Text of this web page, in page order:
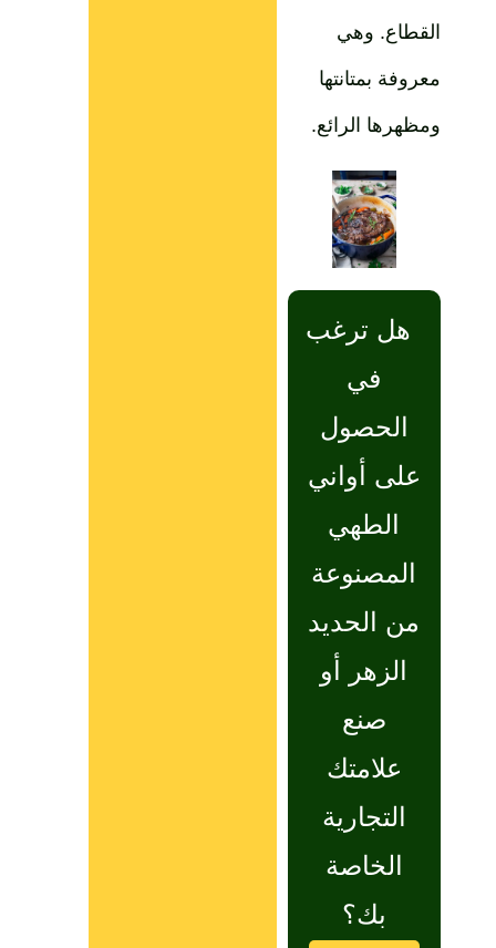
القطاع. وهي
معروفة بمتانتها
ومظهرها الرائع.
هل ترغب
الحصول
على أواني
الطهي
المصنوعة
من الحديد
الزهر أو
صنع
علامتك
التجارية
الخاصة
بك؟